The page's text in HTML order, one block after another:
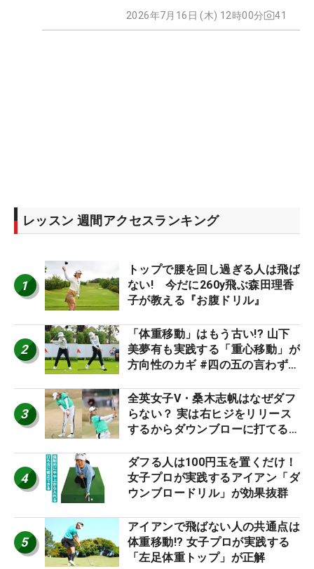
2026年7月16日 (木) 12時00分 41
レッスン 週間アクセスランキング
1
トップで腰を回し過ぎる人は飛ば
ない! 今だに260y飛ぶ森田理香
子が教える『お腹ドリル』
2
「体重移動」はもう古い!? 山下
美夢有も実践する「重心移動」が
方向性のカギ #四の五の言わず振
3
全英女子V・桑木志帆はなぜダフ
らない？ 実は右ヒジをリリース
するからダウンブローに打てる #
4
ダフる人は100円玉を置くだけ！
女子プロが実践するアイアン「ダ
ウンブロードリル」が効果抜群
5
アイアンで飛ばない人の共通点は
体重移動!? 女子プロが実践する
「左足体重トップ」が正解